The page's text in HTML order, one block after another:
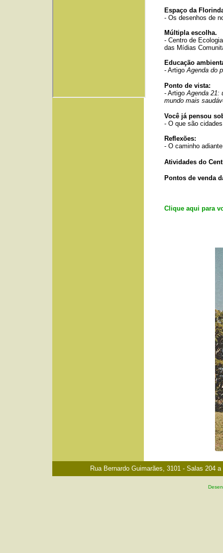
Espaço da
- Os desenhos de
Múltipla escolha.
- Centro de
das Mídias
Educação
- ArtigoAgenda do
Ponto de vista:
- ArtigoAgenda 21:
mundo mais
Você já pensou
- O que são
Reflexões:
- O caminho
Atividades do
Pontos de venda
Clique aqui para
Rua Bernardo Guimarães, 3101 - Salas 204